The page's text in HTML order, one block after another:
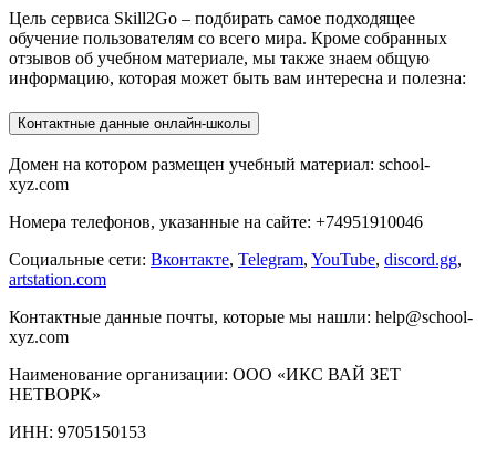
Цель сервиса Skill2Go – подбирать самое подходящее
обучение пользователям со всего мира. Кроме собранных
отзывов об учебном материале, мы также знаем общую
информацию, которая может быть вам интересна и полезна:
Контактные данные онлайн-школы
Домен на котором размещен учебный материал: school-
xyz.com
Номера телефонов, указанные на сайте: +74951910046
Социальные сети: Вконтакте, Telegram, YouTube, discord.gg,
artstation.com
Контактные данные почты, которые мы нашли: help@school-
xyz.com
Наименование организации: ООО «ИКС ВАЙ ЗЕТ
НЕТВОРК»
ИНН: 9705150153